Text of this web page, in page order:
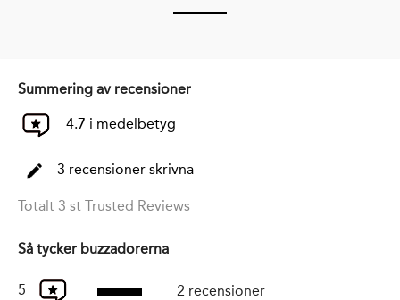
Summering av recensioner
4.7 i medelbetyg
3 recensioner skrivna
Totalt 3 st Trusted Reviews
Så tycker buzzadorerna
5 2 recensioner